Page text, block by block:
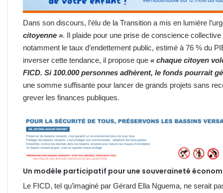
Dans son discours, l’élu de la Transition a mis en lumière
citoyenne ». Il plaide pour une prise de conscience
notamment le taux d’endettement public, estimé à 76 % du
inverser cette tendance, il propose que « chaque citoyen
FICD. Si 100.000 personnes adhèrent, le fonds pourrait
une somme suffisante pour lancer de grands projets sans
grever les finances publiques.
Un modèle participatif pour une souveraineté
Le FICD, tel qu’imaginé par Gérard Ella Nguema, ne serait